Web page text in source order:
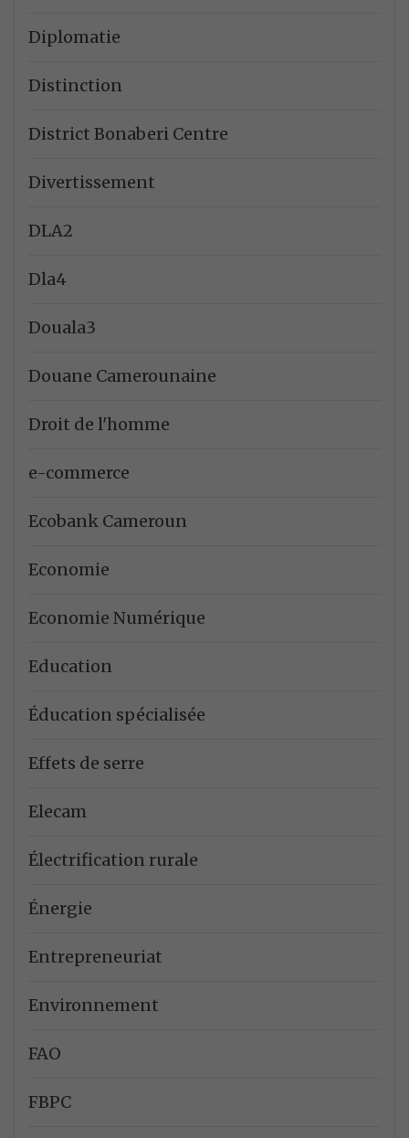
Diplomatie
Distinction
District Bonaberi Centre
Divertissement
DLA2
Dla4
Douala3
Douane Camerounaine
Droit de l'homme
e-commerce
Ecobank Cameroun
Economie
Economie Numérique
Education
Éducation spécialisée
Effets de serre
Elecam
Électrification rurale
Énergie
Entrepreneuriat
Environnement
FAO
FBPC